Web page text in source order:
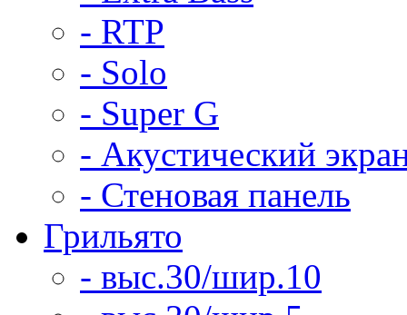
- RTP
- Solo
- Super G
- Акустический
- Стеновая панель
Грильято
- выс.30/шир.10